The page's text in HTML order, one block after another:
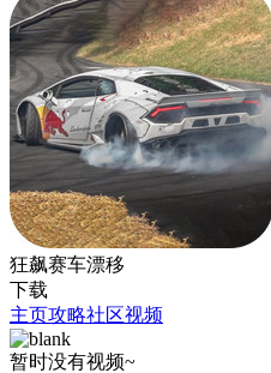
狂飙赛车漂移
下载
主页攻略社区视频
暂时没有视频~